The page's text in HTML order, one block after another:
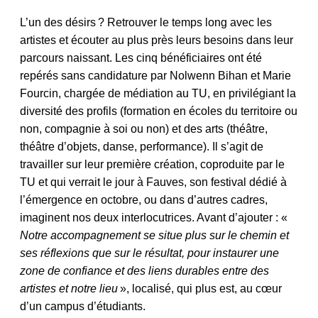
L’un des désirs ? Retrouver le temps long avec les
artistes et écouter au plus près leurs besoins dans leur
parcours naissant. Les cinq bénéficiaires ont été
repérés sans candidature par Nolwenn Bihan et Marie
Fourcin, chargée de médiation au TU, en privilégiant la
diversité des profils (formation en écoles du territoire ou
non, compagnie à soi ou non) et des arts (théâtre,
théâtre d’objets, danse, performance). Il s’agit de
travailler sur leur première création, coproduite par le
TU et qui verrait le jour à Fauves, son festival dédié à
l’émergence en octobre, ou dans d’autres cadres,
imaginent nos deux interlocutrices. Avant d’ajouter : «
Notre accompagnement se situe plus sur le chemin et
ses réflexions que sur le résultat, pour instaurer une
zone de confiance et des liens durables entre des
artistes et notre lieu», localisé, qui plus est, au cœur
d’un campus d’étudiants.